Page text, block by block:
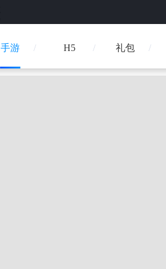
手游 H5 礼包